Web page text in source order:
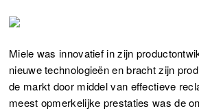
Miele was innovatief in zijn
nieuwe technologieën en bracht zijn
de markt door middel van effectieve
meest opmerkelijke prestaties was de